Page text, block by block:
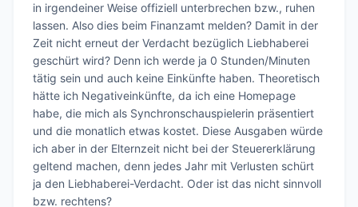
in irgendeiner Weise offiziell unterbrechen bzw., ruhen
lassen. Also dies beim Finanzamt melden? Damit in der
Zeit nicht erneut der Verdacht bezüglich Liebhaberei
geschürt wird? Denn ich werde ja 0 Stunden/Minuten
tätig sein und auch keine Einkünfte haben. Theoretisch
hätte ich Negativeinkünfte, da ich eine Homepage
habe, die mich als Synchronschauspielerin präsentiert
und die monatlich etwas kostet. Diese Ausgaben würde
ich aber in der Elternzeit nicht bei der Steuererklärung
geltend machen, denn jedes Jahr mit Verlusten schürt
ja den Liebhaberei-Verdacht. Oder ist das nicht sinnvoll
bzw. rechtens?